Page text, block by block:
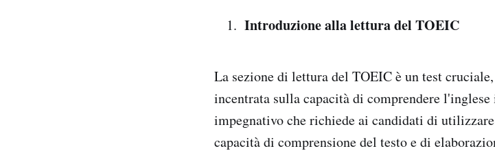
Introduzione alla lettura del TOEIC
La sezione di lettura del TOEIC è un test
incentrata sulla capacità di comprendere
impegnativo che richiede ai candidati di
capacità di comprensione del testo e di